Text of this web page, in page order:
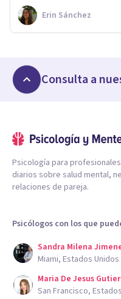
Erin Sánchez
Consulta a
Psicología para
diarios sobre salud mental,
relaciones de pareja.
Psicólogos con los que
Sandra Milena
Miami, Estados
Maria De Jesus
San Francisco,